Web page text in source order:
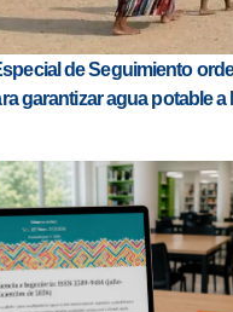
de Seguimiento
garantizar agua potable a